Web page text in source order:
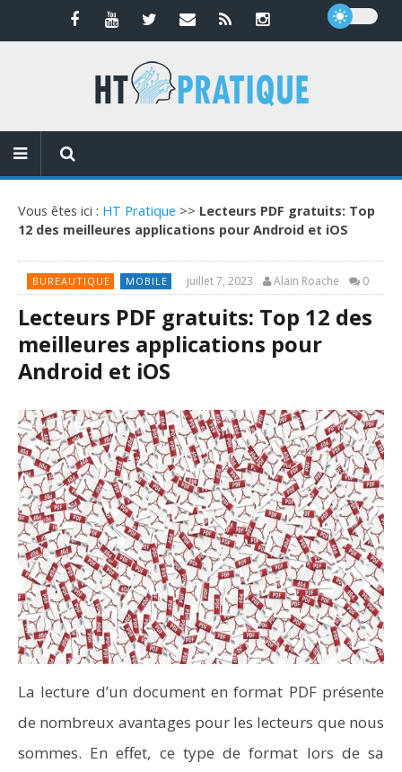
Vous êtes ici : HT Pratique >> Lecteurs PDF gratuits: Top
12 des meilleures applications pour Android et iOS
BUREAUTIQUE MOBILE juillet 7, 2023 Alain Roache 0
Lecteurs PDF gratuits: Top 12 des
meilleures applications pour
Android et iOS
La lecture d’un document en format PDF présente
de nombreux avantages pour les lecteurs que nous
sommes. En effet, ce type de format lors de sa